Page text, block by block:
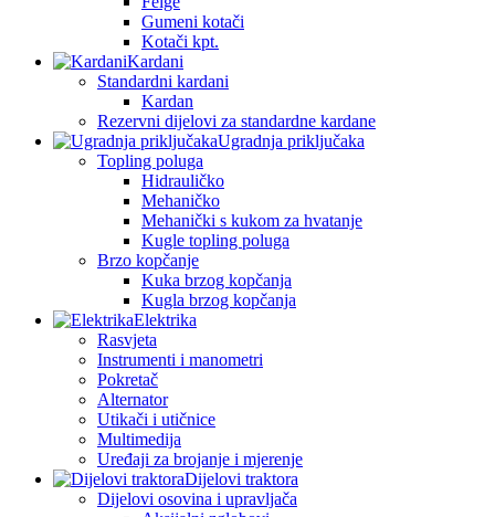
Gumeni kotači
Kotači kpt.
Kardani
Standardni kardani
Kardan
Rezervni dijelovi za standardne kardane
Ugradnja priključaka
Topling poluga
Hidrauličko
Mehaničko
Mehanički s kukom za hvatanje
Kugle topling poluga
Brzo kopčanje
Kuka brzog kopčanja
Kugla brzog kopčanja
Elektrika
Rasvjeta
Instrumenti i manometri
Pokretač
Alternator
Utikači i utičnice
Multimedija
Uređaji za brojanje i mjerenje
Dijelovi traktora
Dijelovi osovina i upravljača